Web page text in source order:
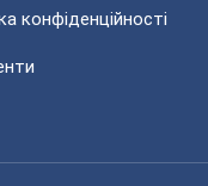
конфіденційності